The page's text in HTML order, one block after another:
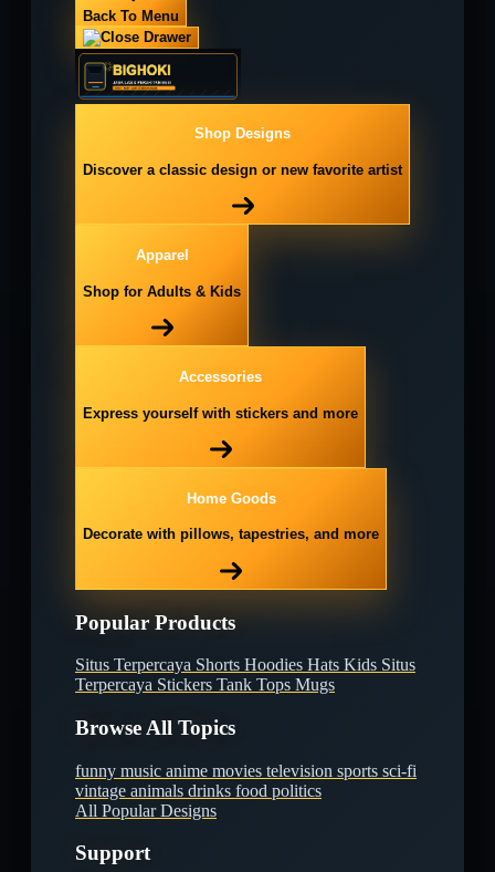
Back To Menu
Shop Designs
Discover a classic design or new favorite artist
Apparel
Shop for Adults & Kids
Accessories
Express yourself with stickers and more
Home Goods
Decorate with pillows, tapestries, and more
Popular Products
Situs Terpercaya Shorts Hoodies Hats Kids Situs
Terpercaya Stickers Tank Tops Mugs
Browse All Topics
funny music anime movies television sports sci-fi
vintage animals drinks food politics
All Popular Designs
Support